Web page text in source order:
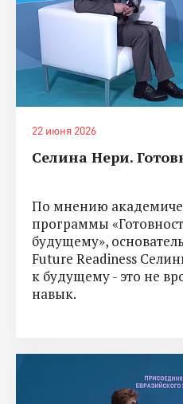
22 июня 2026
Селина Нери.
По мнению
программы
будущему»,
Future Readiness
к будущему - это не
навык.